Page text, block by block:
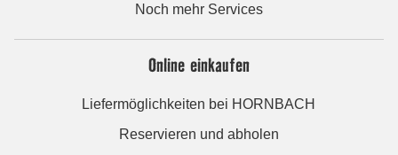
Noch mehr Services
Online einkaufen
Liefermöglichkeiten bei HORNBACH
Reservieren und abholen